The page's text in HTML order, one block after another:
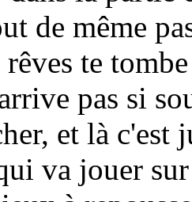
de même
te
pas si
et là c'est
va jouer